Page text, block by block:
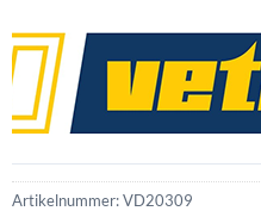
Artikelnummer:VD20309